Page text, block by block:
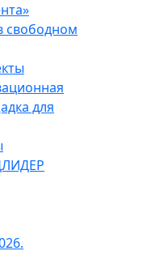
свободном
для